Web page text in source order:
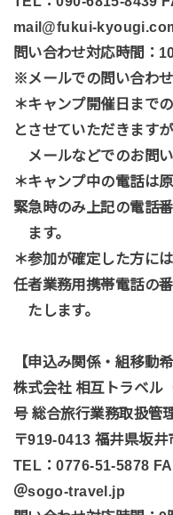
mail@fukui-
問い合わせ対応時間：
※メールでの問い合わせ
＊キャンプ開催日まで
とさせていただきますが
メールなどでのお問い
＊キャンプ中の電話は
緊急時のみ上記の電話
ます。
＊参加が確定した方に
任者業務用携帯電話の
たします。
【申込み関係・組移動
株式会社 相互トラベル
号 総合旅行業務取扱管
〒919-0413 福井県坂
TEL：0776-51-5878
＠sogo-travel.jp